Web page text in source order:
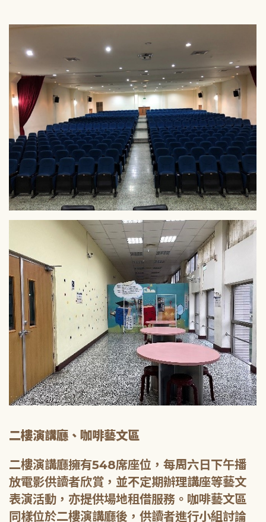
二樓演講廳、咖啡藝文區
二樓演講廳擁有548席座位，每周六日下午播
放電影供讀者欣賞，並不定期辦理講座等藝文
表演活動，亦提供場地租借服務。咖啡藝文區
同樣位於二樓演講廳後，供讀者進行小組討論